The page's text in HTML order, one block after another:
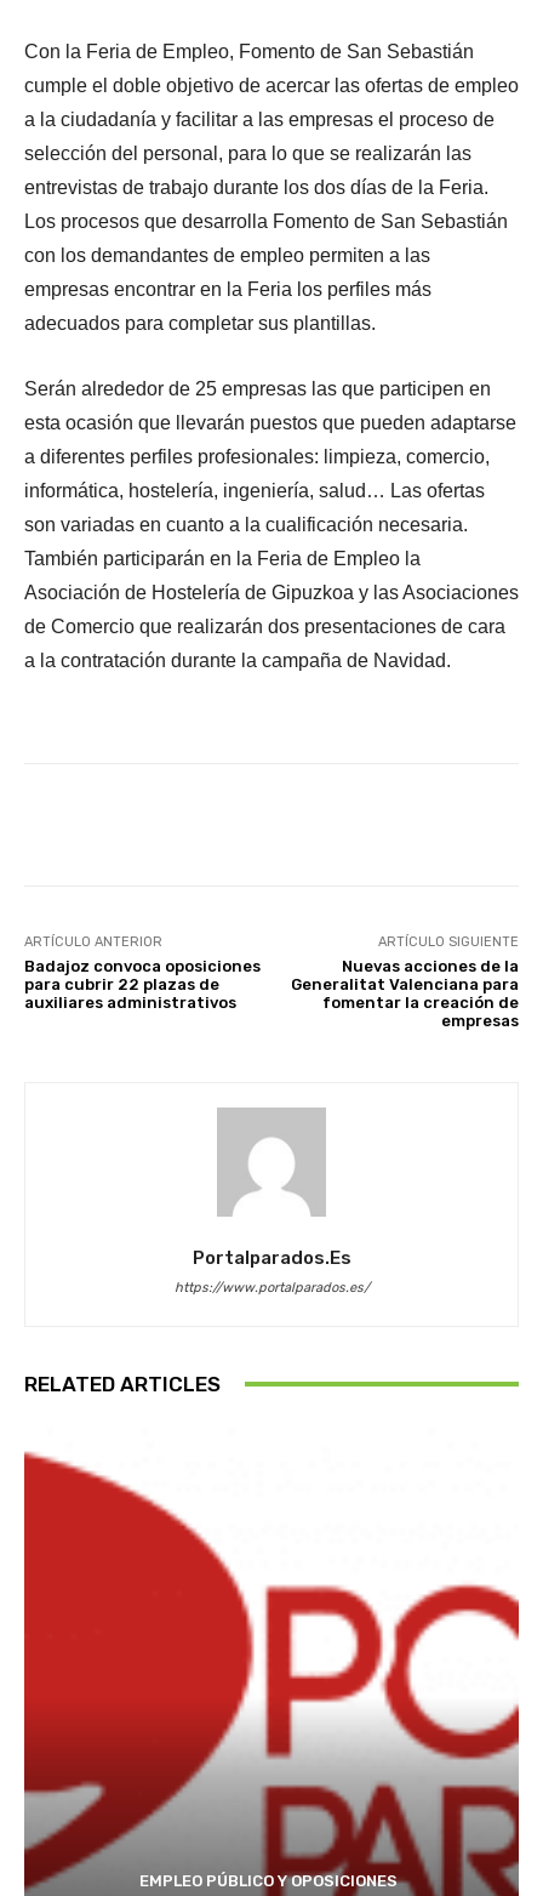
Con la Feria de Empleo, Fomento de San Sebastián
cumple el doble objetivo de acercar las ofertas de empleo
a la ciudadanía y facilitar a las empresas el proceso de
selección del personal, para lo que se realizarán las
entrevistas de trabajo durante los dos días de la Feria.
Los procesos que desarrolla Fomento de San Sebastián
con los demandantes de empleo permiten a las
empresas encontrar en la Feria los perfiles más
adecuados para completar sus plantillas.
Serán alrededor de 25 empresas las que participen en
esta ocasión que llevarán puestos que pueden adaptarse
a diferentes perfiles profesionales: limpieza, comercio,
informática, hostelería, ingeniería, salud… Las ofertas
son variadas en cuanto a la cualificación necesaria.
También participarán en la Feria de Empleo la
Asociación de Hostelería de Gipuzkoa y las Asociaciones
de Comercio que realizarán dos presentaciones de cara
a la contratación durante la campaña de Navidad.
ARTÍCULO ANTERIOR
Badajoz convoca oposiciones
para cubrir 22 plazas de
auxiliares administrativos
ARTÍCULO SIGUIENTE
Nuevas acciones de la
Generalitat Valenciana para
fomentar la creación de
empresas
Portalparados.es
https://www.portalparados.es/
RELATED ARTICLES
EMPLEO PÚBLICO Y OPOSICIONES